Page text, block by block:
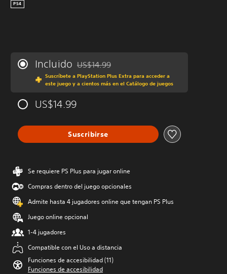
PS4
Incluido Rebajado del precio original de US$14.99
US$14.99
Suscríbete a PlayStation Plus Extra para acceder a
este juego y a cientos más en el Catálogo de juegos
US$14.99
Suscribirse
Se requiere PS Plus para jugar online
Compras dentro del juego opcionales
Admite hasta 4 jugadores online que tengan PS Plus
Juego online opcional
1-4 jugadores
Compatible con el Uso a distancia
Funciones de accesibilidad (11)
Funciones de accesibilidad